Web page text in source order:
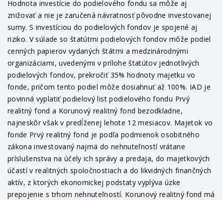
Hodnota investície do podielového fondu sa môže aj
znižovať a nie je zaručená návratnosť pôvodne investovanej
sumy. S investíciou do podielových fondov je spojené aj
riziko. V súlade so štatútmi podielových fondov môže podiel
cenných papierov vydaných štátmi a medzinárodnými
organizáciami, uvedenými v prílohe štatútov jednotlivých
podielových fondov, prekročiť 35% hodnoty majetku vo
fonde, pričom tento podiel môže dosiahnuť až 100%. IAD je
povinná vyplatiť podielový list podielového fondu Prvý
realitný fond a Korunový realitný fond bezodkladne,
najneskôr však v predĺženej lehote 12 mesiacov. Majetok vo
fonde Prvý realitný fond je podľa podmienok osobitného
zákona investovaný najmä do nehnuteľností vrátane
príslušenstva na účely ich správy a predaja, do majetkových
účastí v realitných spoločnostiach a do likvidných finančných
aktív, z ktorých ekonomickej podstaty vyplýva úzke
prepojenie s trhom nehnuteľností. Korunový realitný fond má